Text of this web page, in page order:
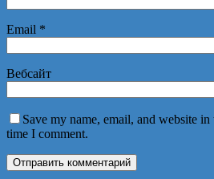
Email *
Вебсайт
Save my name, email, and website
time I comment.